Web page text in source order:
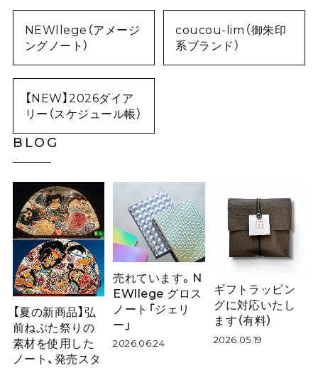
NEWllege（アメージ
ングノート）
coucou-lim（御朱印
系ブランド）
【NEW】2026ダイア
リー（スケジュール帳）
BLOG
【夏の新商品】弘
前ねぷた祭りの
素材を使用した
ノート、発売スタ
売れています。N
EWllege グロス
ノート「ジェリ
ー」
2026.06.24
ギフトラッピン
グに対応いたし
ます（有料）
2026.05.19